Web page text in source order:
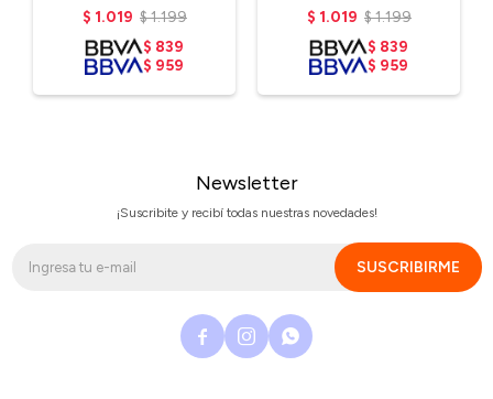
$ 1.019 $1.199
$ 839
$ 959
$ 1.019 $1.199
$ 839
$ 959
Newsletter
¡Suscribite y recibí todas nuestras novedades!
SUSCRIBIRME
  